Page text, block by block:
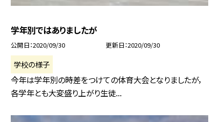
学年別ではありましたが
公開日 2020/09/30 更新日 2020/09/30
学校の様子
今年は学年別の時差をつけての体育大会となりましたが，
各学年とも大変盛り上がり生徒...